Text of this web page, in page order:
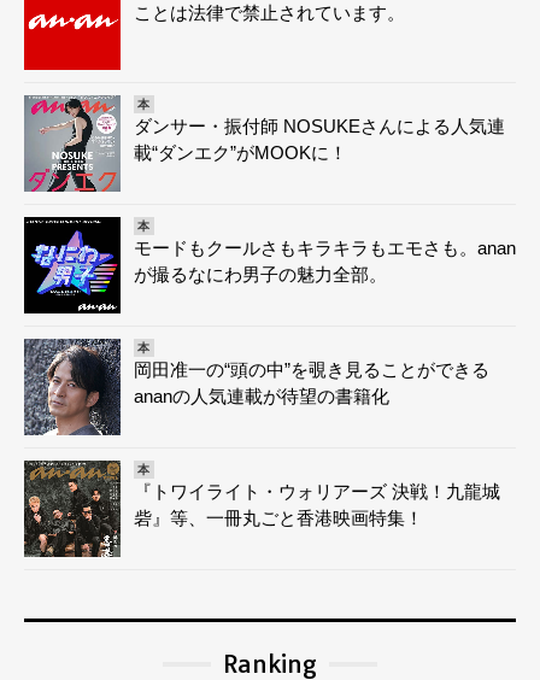
ことは法律で禁止されています。
本
ダンサー・振付師 NOSUKEさんによる人気連
載“ダンエク”がMOOKに！
本
モードもクールさもキラキラもエモさも。anan
が撮るなにわ男子の魅力全部。
本
岡田准一の“頭の中”を覗き見ることができる
ananの人気連載が待望の書籍化
本
『トワイライト・ウォリアーズ 決戦！九龍城
砦』等、一冊丸ごと香港映画特集！
Ranking